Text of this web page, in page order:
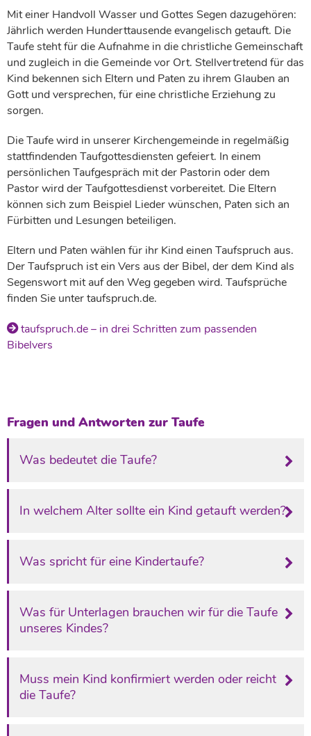
Mit einer Handvoll Wasser und Gottes Segen dazugehören:
Jährlich werden Hunderttausende evangelisch getauft. Die
Taufe steht für die Aufnahme in die christliche Gemeinschaft
und zugleich in die Gemeinde vor Ort. Stellvertretend für das
Kind bekennen sich Eltern und Paten zu ihrem Glauben an
Gott und versprechen, für eine christliche Erziehung zu
sorgen.
Die Taufe wird in unserer Kirchengemeinde in regelmäßig
stattfindenden Taufgottesdiensten gefeiert. In einem
persönlichen Taufgespräch mit der Pastorin oder dem
Pastor wird der Taufgottesdienst vorbereitet. Die Eltern
können sich zum Beispiel Lieder wünschen, Paten sich an
Fürbitten und Lesungen beteiligen.
Eltern und Paten wählen für ihr Kind einen Taufspruch aus.
Der Taufspruch ist ein Vers aus der Bibel, der dem Kind als
Segenswort mit auf den Weg gegeben wird. Taufsprüche
finden Sie unter taufspruch.de.
taufspruch.de – in drei Schritten zum passenden
Bibelvers
Fragen und Antworten zur Taufe
Was bedeutet die Taufe?
In welchem Alter sollte ein Kind getauft werden?
Was spricht für eine Kindertaufe?
Was für Unterlagen brauchen wir für die Taufe
unseres Kindes?
Muss mein Kind konfirmiert werden oder reicht
die Taufe?